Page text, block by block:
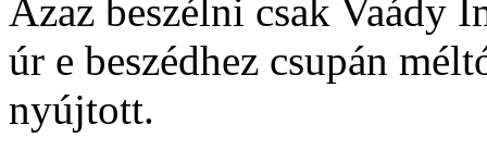
Azaz beszélni csak Vaády
úr e beszédhez csupán
nyújtott.